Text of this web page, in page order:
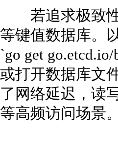
若追求极致性
等键值数据库。
`go get
或打开数据库文
了网络延迟，读
等高频访问场景。